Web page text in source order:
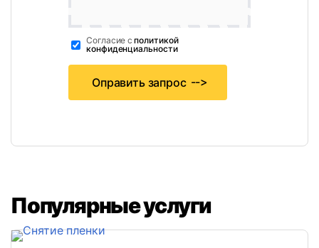
Cогласие сполитикой
конфиденциальности
Оправить запрос
Популярные услуги